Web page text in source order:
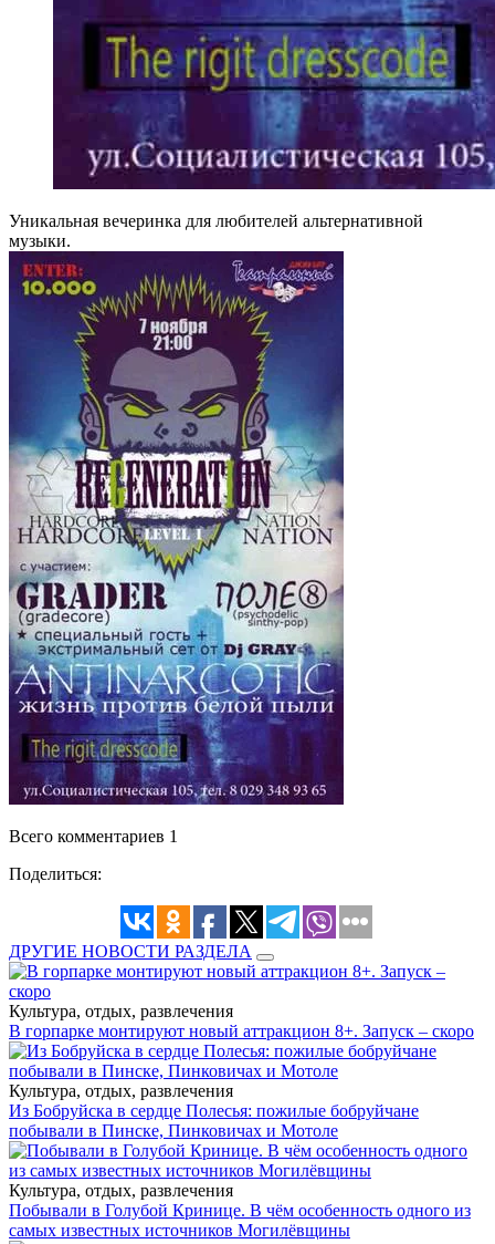
Уникальная вечеринка для любителей альтернативной
музыки.
Всего комментариев 1
Поделиться:
ДРУГИЕ НОВОСТИ РАЗДЕЛА
Культура, отдых, развлечения
В горпарке монтируют новый аттракцион 8+. Запуск – скоро
Культура, отдых, развлечения
Из Бобруйска в сердце Полесья: пожилые бобруйчане
побывали в Пинске, Пинковичах и Мотоле
Культура, отдых, развлечения
Побывали в Голубой Кринице. В чём особенность одного из
самых известных источников Могилёвщины